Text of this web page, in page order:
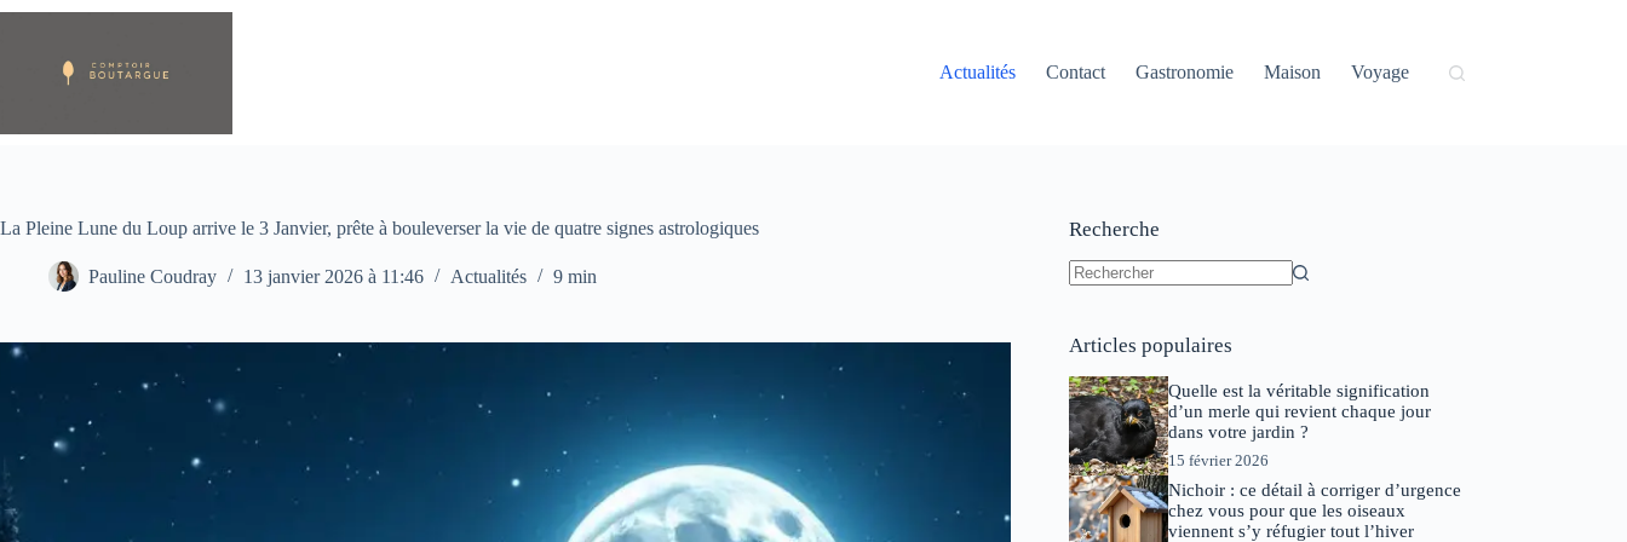
Passer
Actualités
Contact Gastronomie Maison Voyage
La Pleine Lune du Loup arrive le 3 Janvier, prête à bouleverser la vie de quatre signes astrologiques
Pauline Coudray 13 janvier 2026 à 11:46 Actualités 9 min
Recherche
Articles populaires
Quelle est la véritable signification
d’un merle qui revient chaque jour
dans votre jardin ?
15 février 2026
Nichoir : ce détail à corriger d’urgence
chez vous pour que les oiseaux
viennent s’y réfugier tout l’hiver